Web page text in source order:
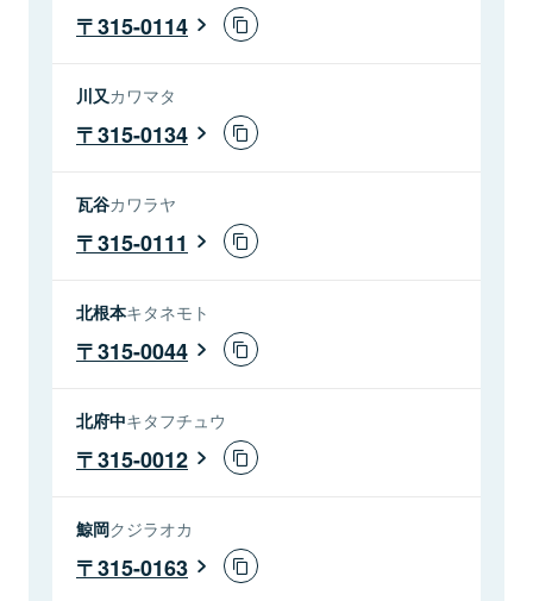
315-0114
川又カワマタ
315-0134
瓦谷カワラヤ
315-0111
北根本キタネモト
315-0044
北府中キタフチュウ
315-0012
鯨岡クジラオカ
315-0163